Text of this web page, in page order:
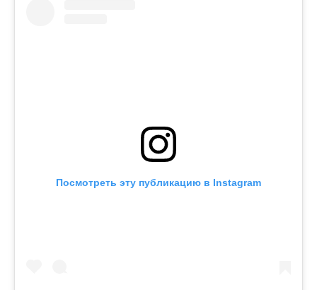
Посмотреть эту публикацию в Instagram